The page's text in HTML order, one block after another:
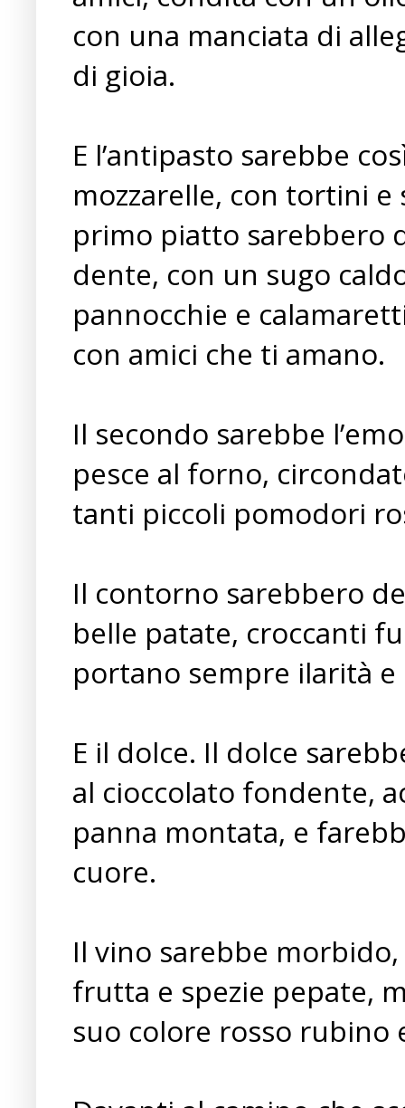
con una manciata di
di gioia.
E l’antipasto sarebbe
mozzarelle, con tortini e
primo piatto sarebbero
dente, con un sugo
pannocchie e
con amici che ti amano.
Il secondo sarebbe
pesce al forno,
tanti piccoli pomodori
Il contorno sarebbero
belle patate, croccanti
portano sempre ilarità
E il dolce. Il dolce
al cioccolato fondente,
panna montata, e
cuore.
Il vino sarebbe
frutta e spezie pepate,
suo colore rosso rubino